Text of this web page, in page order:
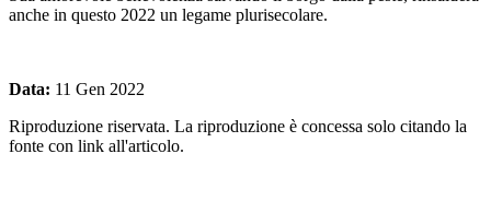
anche in questo 2022 un legame plurisecolare.
Data: 11 Gen 2022
Riproduzione riservata. La riproduzione è concessa solo citando la
fonte con link all'articolo.